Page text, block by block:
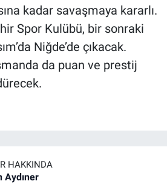
kadar savaşmaya kararlı.
Spor Kulübü, bir sonraki
Niğde’de çıkacak.
da puan ve prestij
HAKKINDA
Aydıner